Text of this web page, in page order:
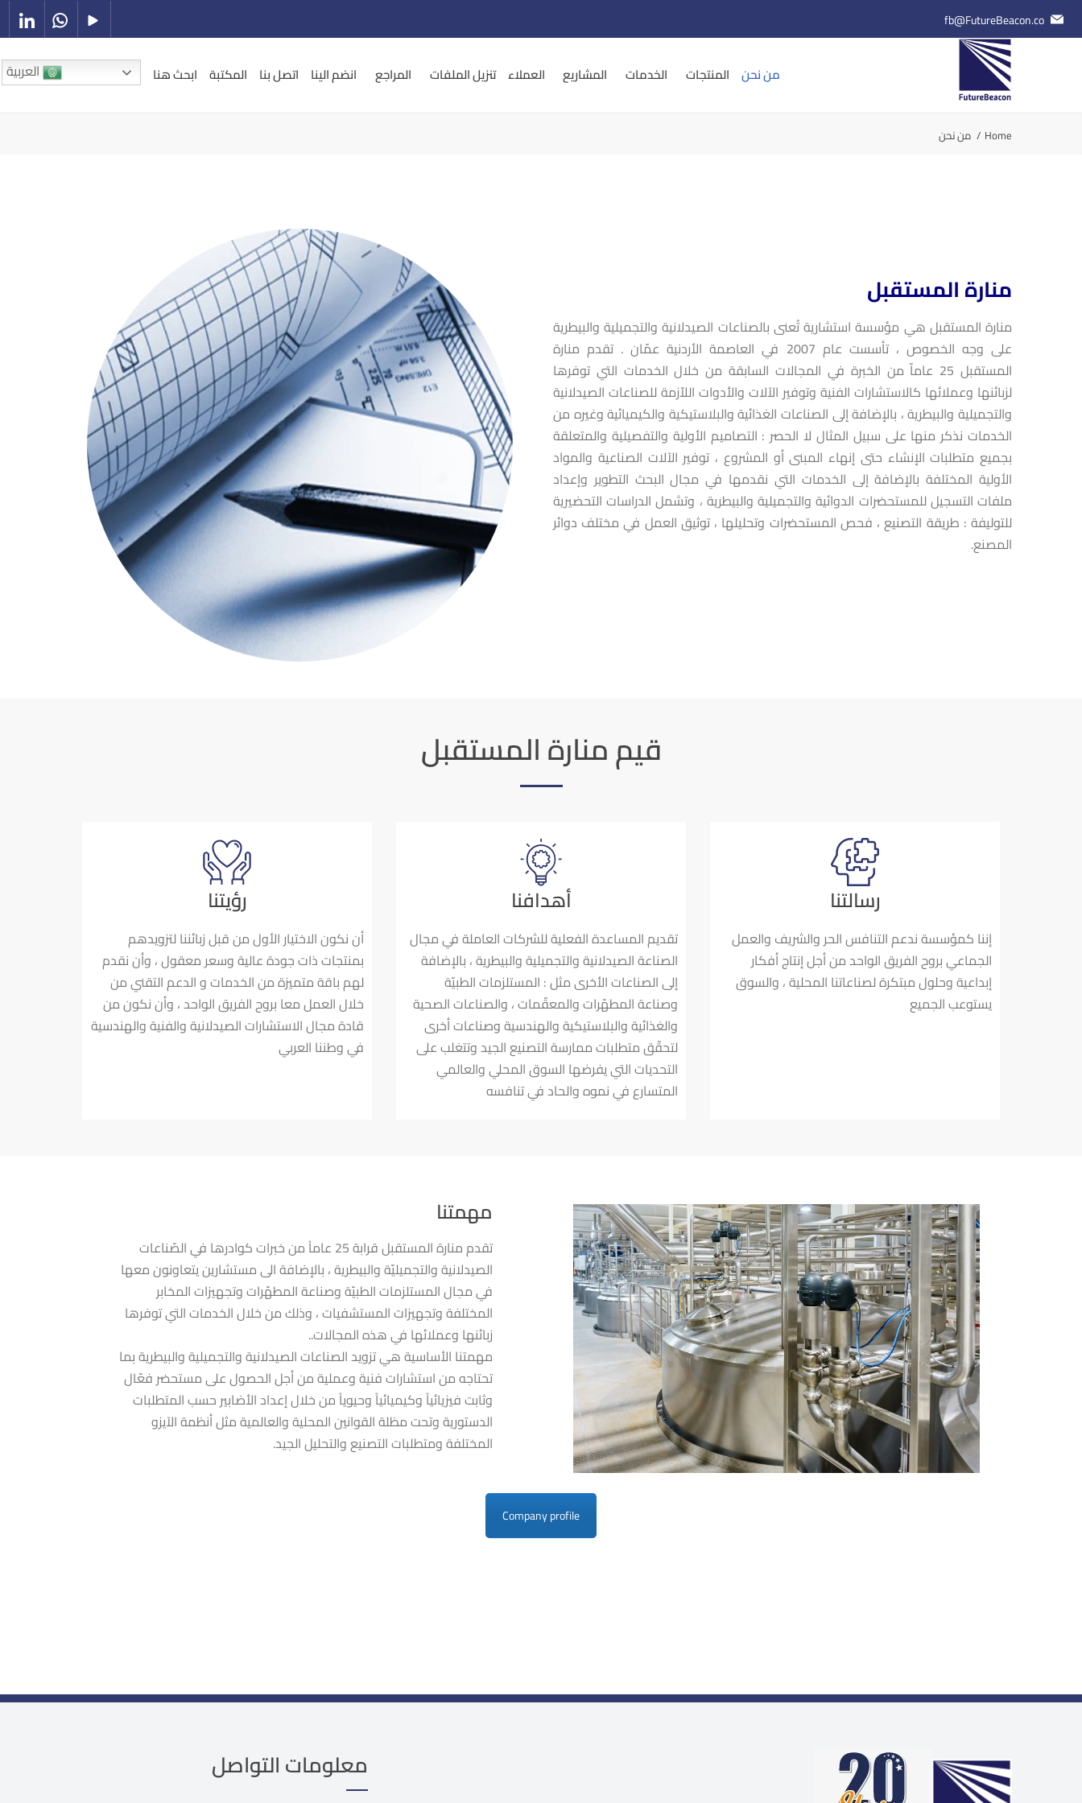
fb@FutureBeacon.co
من نحن المنتجات الخدمات المشاريع العملاء تنزيل الملفات المراجع انضم الينا اتصل بنا المكتبة ابحث هنا العربية
Home من نحن
منارة المستقبل
منارة المستقبل هي مؤسسة استشارية تُعنى بالصناعات الصيدلانية والتجميلية والبيطرية
على وجه الخصوص ، تأسست عام 2007 في العاصمة الأردنية عمّان . تقدم منارة
المستقبل 25 عاماّ من الخبرة في المجالات السابقة من خلال الخدمات التي توفرها
لزبائنها وعملائها كالاستشارات الفنية وتوفير الآلات والأدوات اللاّزمة للصناعات الصيدلانية
والتجميلية والبيطرية ، بالإضافة إلى الصناعات الغذائية والبلاستيكية والكيميائية وغيره من
الخدمات نذكر منها على سبيل المثال لا الحصر : التصاميم الأولية والتفصيلية والمتعلقة
بجميع متطلبات الإنشاء حتى إنهاء المبنى أو المشروع ، توفير الآلات الصناعية والمواد
الأولية المختلفة بالإضافة إلى الخدمات التي نقدمها في مجال البحث التطوير وإعداد
ملفات التسجيل للمستحضرات الدوائية والتجميلية والبيطرية ، وتشمل الدراسات التحضيرية
للتوليفة : طريقة التصنيع ، فحص المستحضرات وتحليلها ، توثيق العمل في مختلف دوائر
المصنع.
قيم منارة المستقبل
رؤيتنا
أن نكون الاختيار الأول من قبل زبائننا لتزويدهم
بمنتجات ذات جودة عالية وسعر معقول ، وأن نقدم
لهم باقة متميزة من الخدمات و الدعم التقني من
خلال العمل معا بروح الفريق الواحد ، وأن نكون من
قادة مجال الاستشارات الصيدلانية والفنية والهندسية
في وطننا العربي
أهدافنا
تقديم المساعدة الفعلية للشركات العاملة في مجال
الصناعة الصيدلانية والتجميلية والبيطرية ، بالإضافة
إلى الصناعات الأخرى مثل : المستلزمات الطبيّة
وصناعة المطهّرات والمعقّمات ، والصناعات الصحية
والغذائية والبلاستيكية والهندسية وصناعات أخرى
لتحقّق متطلبات ممارسة التصنيع الجيد وتتغلب على
التحديات التي يفرضها السوق المحلي والعالمي
المتسارع في نموه والحاد في تنافسه
رسالتنا
إننا كمؤسسة ندعم التنافس الحر والشريف والعمل
الجماعي بروح الفريق الواحد من أجل إنتاج أفكار
إبداعية وحلول مبتكرة لصناعاتنا المحلية ، والسوق
يستوعب الجميع
مهمتنا
تقدم منارة المستقبل قرابة 25 عاماً من خبرات كوادرها في الصّناعات
الصيدلانية والتجميليّة والبيطرية ، بالإضافة الى مستشارين يتعاونون معها
في مجال المستلزمات الطبيّة وصناعة المطهّرات وتجهيزات المخابر
المختلفة وتجهيزات المستشفيات ، وذلك من خلال الخدمات التي توفرها
زبائنها وعملائها في هذه المجالات..
مهمتنا الأساسية هي تزويد الصناعات الصيدلانية والتجميلية والبيطرية بما
تحتاجه من استشارات فنية وعملية من أجل الحصول على مستحضر فعّال
وثابت فيزيائياً وكيميائياً وحيوياً من خلال إعداد الأضابير حسب المتطلبات
الدستورية وتحت مظلة القوانين المحلية والعالمية مثل أنظمة الآيزو
المختلفة ومتطلبات التصنيع والتحليل الجيد.
Company profile
معلومات التواصل